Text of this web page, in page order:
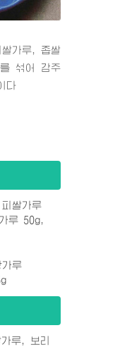
가루, 좁쌀
섞어 감주
다
쌀가루
루 50g,
루
루, 보리